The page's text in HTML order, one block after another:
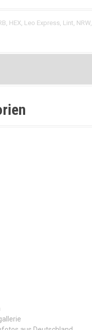
, HEX, Leo Express, Lint, NRW,